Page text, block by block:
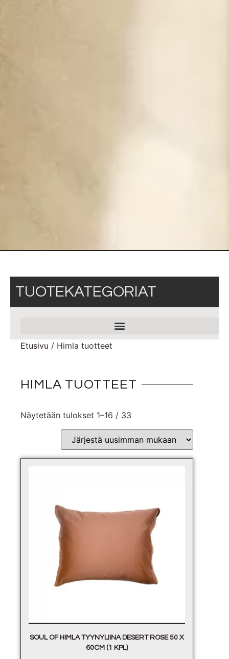
TUOTEKATEGORIAT
Etusivu / Himla tuotteet
HIMLA TUOTTEET
Näytetään tulokset 1–16 / 33
SOUL OF HIMLA TYYNYLIINA DESERT ROSE 50 X
60CM (1 KPL)